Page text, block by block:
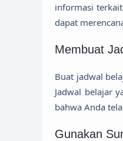
informasi
dapat
Membuat
Buat jadwal
Jadwal belajar
bahwa Anda
Gunakan